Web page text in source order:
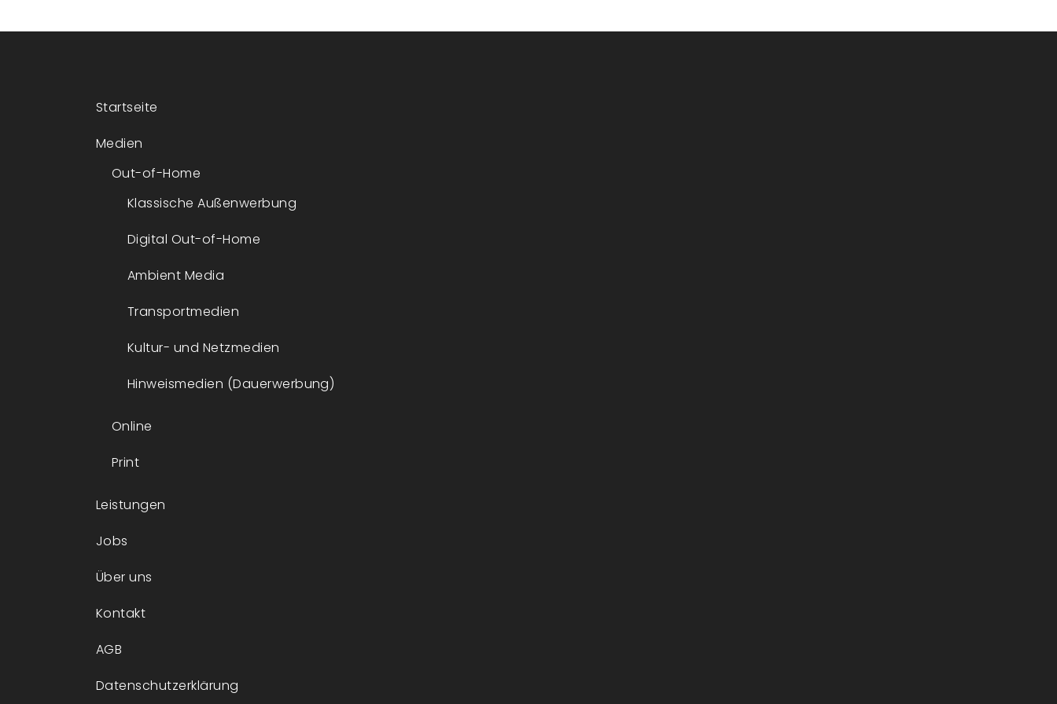
navigation
Startseite
Medien
Out-of-Home
Klassische Außenwerbung
Digital Out-of-Home
Ambient Media
Transportmedien
Kultur- und Netzmedien
Hinweismedien (Dauerwerbung)
Online
Print
Leistungen
Jobs
Über uns
Kontakt
AGB
Datenschutzerklärung